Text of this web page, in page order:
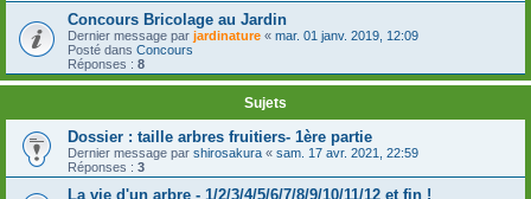
Concours Bricolage au Jardin
Dernier message par jardinature « mar. 01 janv. 2019, 12:09
Posté dans Concours
Réponses : 8
Sujets
Dossier : taille arbres fruitiers- 1ère partie
Dernier message par shirosakura « sam. 17 avr. 2021, 22:59
Réponses : 3
La vie d'un arbre - 1/2/3/4/5/6/7/8/9/10/11/12 et fin !